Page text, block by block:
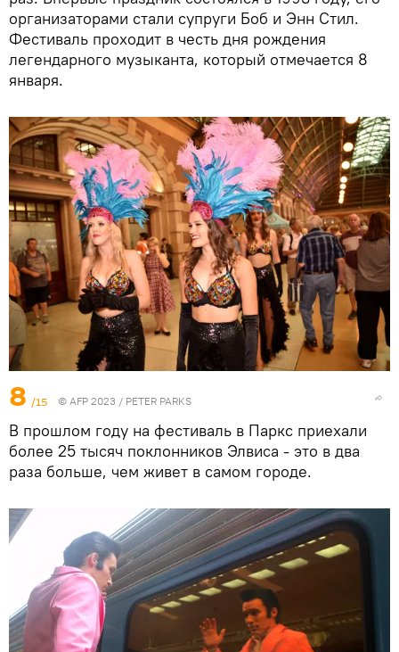
организаторами стали супруги Боб и Энн Стил.
Фестиваль проходит в честь дня рождения
легендарного музыканта, который отмечается 8
января.
8 /15 © AFP 2023 / PETER PARKS
В прошлом году на фестиваль в Паркс приехали
более 25 тысяч поклонников Элвиса - это в два
раза больше, чем живет в самом городе.